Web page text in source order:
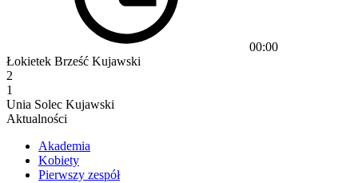
00:00
Łokietek Brześć Kujawski
2
1
Unia Solec Kujawski
Aktualności
Akademia
Kobiety
Pierwszy zespół